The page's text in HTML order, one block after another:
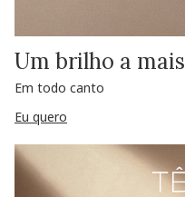
Um brilho a mais
Em todo canto
Eu quero